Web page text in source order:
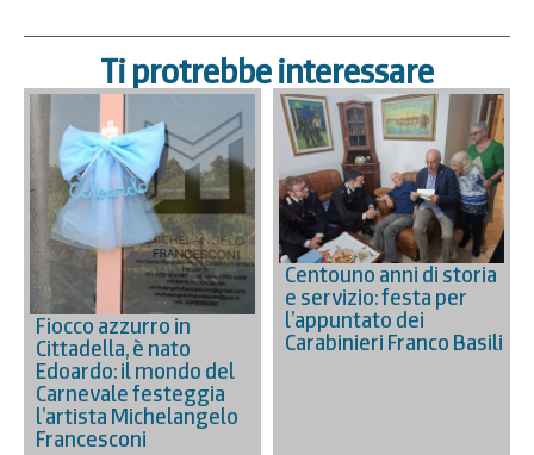
Ti protrebbe interessare
Fiocco azzurro in
Cittadella, è nato
Edoardo: il mondo del
Carnevale festeggia
l’artista Michelangelo
Francesconi
Centouno anni di storia
e servizio: festa per
l’appuntato dei
Carabinieri Franco Basili